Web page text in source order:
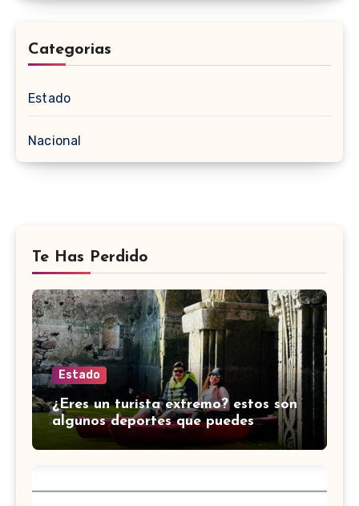
Categorias
Estado
Nacional
Te Has Perdido
Estado
¿Eres un turista extremo? estos son
algunos deportes que puedes
practicar en Guanajuato